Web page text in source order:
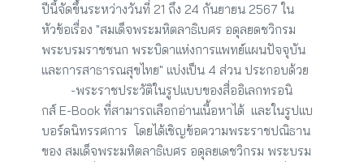
ปีนี้จัดขึ้นระหว่างวันที่ 21 ถึง 24 กันยายน 2567 ใน
หัวข้อเรื่อง "สมเด็จพระมหิตลาธิเบศร อดุลยดชวิกรม
พระบรมราชชนก พระบิดาแห่งการแพทย์แผนปัจจุบัน
และการสาธารณสุขไทย" แบ่งเป็น 4 ส่วน ประกอบด้วย
-พระราชประวัติในรูปแบบของสื่ออิเลกทรอนิ
กส์ E-Book ที่สามารถเลือกอ่านเนื้อหาได้  และในรูปแบ
บอร์ดนิทรรศการ  โดยได้เชิญข้อความพระราชปณิธาน
ของ สมเด็จพระมหิตลาธิเบศร อดุลยเดชวิกรม พระบรม